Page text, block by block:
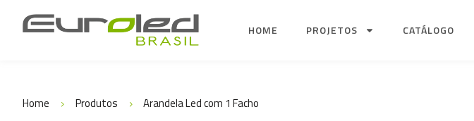
HOME PROJETOS CATÁLOGO
Home Produtos Arandela Led com 1 Facho